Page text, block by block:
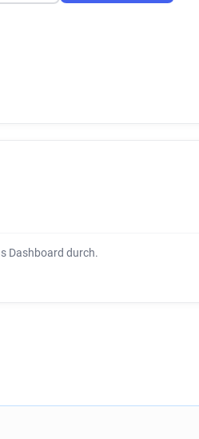
Dashboard durch.